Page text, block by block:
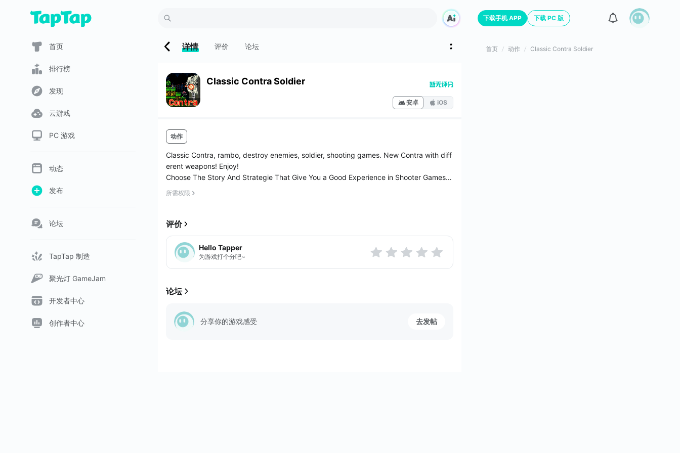
首页
排行榜
发现
云游戏
PC 游戏
动态
发布
论坛
TapTap 制造
聚光灯 GameJam
开发者中心
创作者中心
详情 评价 论坛
Classic Contra Soldier
安卓 iOS
动作
Classic Contra, rambo, destroy enemies, soldier, shooting games. New Contra with diff
erent weapons! Enjoy!
Choose The Story And Strategie That Give You a Good Experience in Shooter Games F
or Free , Also You Can Remember The Best Time Of Your Childho...
所需权限
评价
Hello Tapper
为游戏打个分吧~
论坛
分享你的游戏感受 去发帖
下载手机 APP 下载 PC 版
首页 动作 Classic Contra Soldier